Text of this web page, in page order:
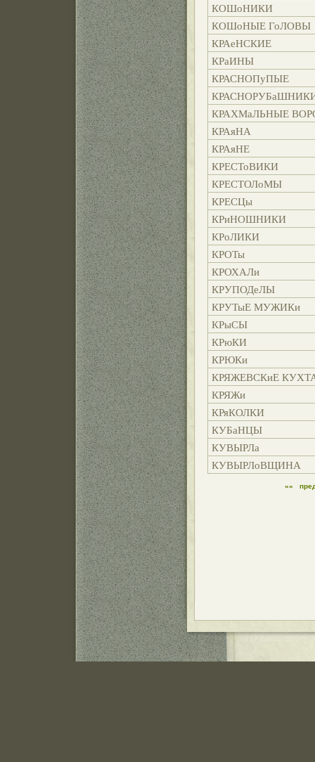
КОШоНИКИ
КОШоНЫЕ ГоЛОВЫ
КРАеНСКИЕ
КРаИНЫ
КРАСНОПуПЫЕ
КРАХМаЛЬНЫЕ
КРАяНА
КРАяНЕ
КРЕСТоВИКИ
КРЕСТОЛоМЫ
КРЕСЦы
КРиНОШНИКИ
КРоЛИКИ
КРОТы
КРОХАЛи
КРУПОДеЛЫ
КРУТыЕ МУЖИКи
КРыСЫ
КРюКИ
КРЮКи
КРЯЖЕВСКиЕ
КРЯЖи
КРяКОЛКИ
КУБаНЦЫ
КУВЫРЛа
КУВЫРЛоВЩИНА
««